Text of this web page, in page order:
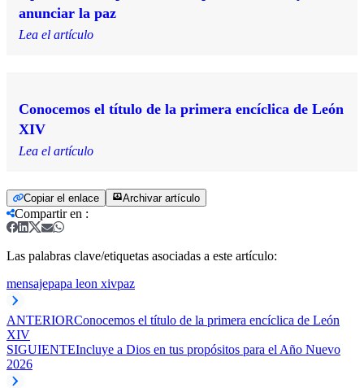
anunciar la paz
Lea el artículo
Conocemos el título de la primera encíclica de León
XIV
Lea el artículo
Copiar el enlace Archivar artículo
Compartir en :
Las palabras clave/etiquetas asociadas a este artículo:
mensajepapa leon xivpaz
ANTERIORConocemos el título de la primera encíclica de León
XIV
SIGUIENTEIncluye a Dios en tus propósitos para el Año Nuevo
2026